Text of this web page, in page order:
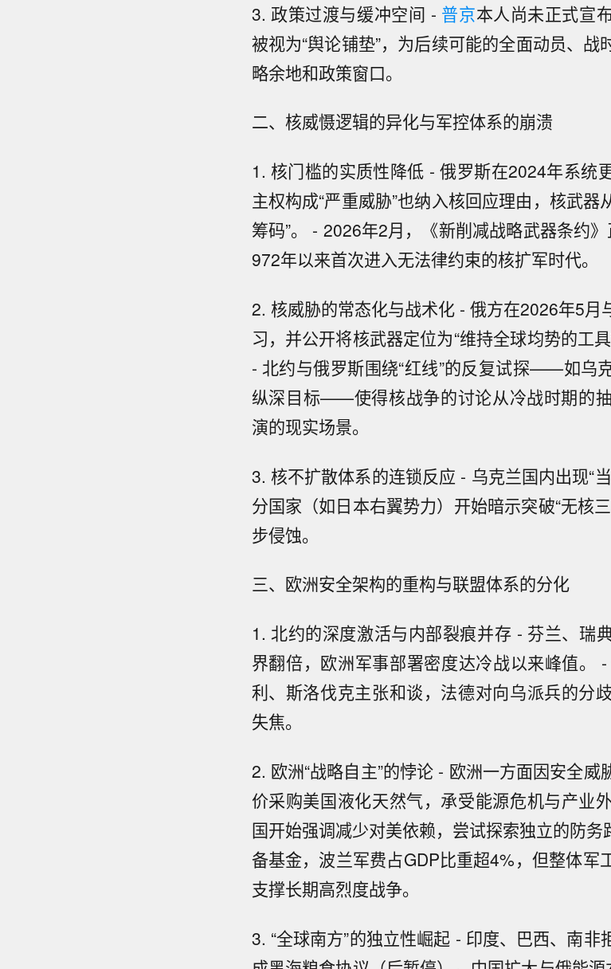
3. 政策过渡与缓冲空间 - 普京本人尚未正式宣
被视为“舆论铺垫”，为后续可能的全面动员、
略余地和政策窗口。
二、核威慑逻辑的异化与军控体系的崩溃
1. 核门槛的实质性降低 - 俄罗斯在2024年系统
主权构成“严重威胁”也纳入核回应理由，核武器
筹码”。 - 2026年2月，《新削减战略武器条约
972年以来首次进入无法律约束的核扩军时代。
2. 核威胁的常态化与战术化 - 俄方在2026年5月
习，并公开将核武器定位为“维持全球均势的工
- 北约与俄罗斯围绕“红线”的反复试探——如乌
纵深目标——使得核战争的讨论从冷战时期的
演的现实场景。
3. 核不扩散体系的连锁反应 - 乌克兰国内出现“
分国家（如日本右翼势力）开始暗示突破“无核
步侵蚀。
三、欧洲安全架构的重构与联盟体系的分化
1. 北约的深度激活与内部裂痕并存 - 芬兰、瑞
界翻倍，欧洲军事部署密度达冷战以来峰值。
利、斯洛伐克主张和谈，法德对向乌派兵的分
失焦。
2. 欧洲“战略自主”的悖论 - 欧洲一方面因安全
价采购美国液化天然气，承受能源危机与产业
国开始强调减少对美依赖，尝试探索独立的防
备基金，波兰军费占GDP比重超4%，但整体军
支撑长期高烈度战争。
3. “全球南方”的独立性崛起 - 印度、巴西、南